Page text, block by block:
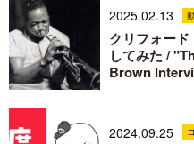
2025.02.13
クリフォー
してみた /
Brown
2024.09.25